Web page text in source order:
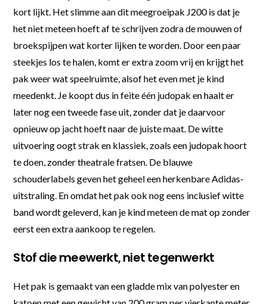
kort lijkt. Het slimme aan dit meegroeipak J200 is dat je
het niet meteen hoeft af te schrijven zodra de mouwen of
broekspijpen wat korter lijken te worden. Door een paar
steekjes los te halen, komt er extra zoom vrij en krijgt het
pak weer wat speelruimte, alsof het even met je kind
meedenkt. Je koopt dus in feite één judopak en haalt er
later nog een tweede fase uit, zonder dat je daarvoor
opnieuw op jacht hoeft naar de juiste maat. De witte
uitvoering oogt strak en klassiek, zoals een judopak hoort
te doen, zonder theatrale fratsen. De blauwe
schouderlabels geven het geheel een herkenbare Adidas-
uitstraling. En omdat het pak ook nog eens inclusief witte
band wordt geleverd, kan je kind meteen de mat op zonder
eerst een extra aankoop te regelen.
Stof die meewerkt, niet tegenwerkt
Het pak is gemaakt van een gladde mix van polyester en